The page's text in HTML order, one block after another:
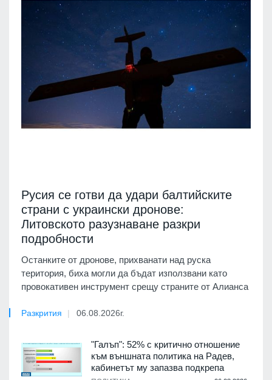
Русия се готви да удари балтийските
страни с украински дронове:
Литовското разузнаване разкри
подробности
Останките от дронове, прихванати над руска
територия, биха могли да бъдат използвани като
провокативен инструмент срещу страните от Алианса
Разкрития 06.08.2026г.
"Галъп": 52% с критично отношение
към външната политика на Радев,
кабинетът му запазва подкрепа